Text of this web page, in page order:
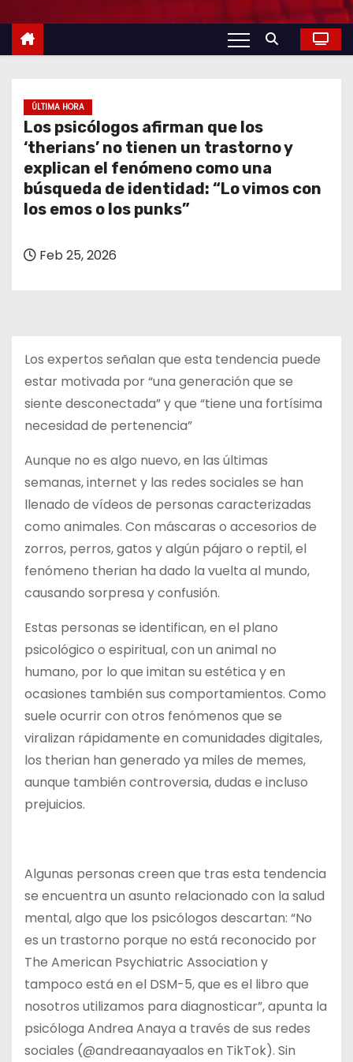
ÚLTIMA HORA
Los psicólogos afirman que los
‘therians’ no tienen un trastorno y
explican el fenómeno como una
búsqueda de identidad: “Lo vimos con
los emos o los punks”
Feb 25, 2026
Los expertos señalan que esta tendencia puede
estar motivada por “una generación que se
siente desconectada” y que “tiene una fortísima
necesidad de pertenencia”
Aunque no es algo nuevo, en las últimas
semanas, internet y las redes sociales se han
llenado de vídeos de personas caracterizadas
como animales. Con máscaras o accesorios de
zorros, perros, gatos y algún pájaro o reptil, el
fenómeno therian ha dado la vuelta al mundo,
causando sorpresa y confusión.
Estas personas se identifican, en el plano
psicológico o espiritual, con un animal no
humano, por lo que imitan su estética y en
ocasiones también sus comportamientos. Como
suele ocurrir con otros fenómenos que se
viralizan rápidamente en comunidades digitales,
los therian han generado ya miles de memes,
aunque también controversia, dudas e incluso
prejuicios.
Algunas personas creen que tras esta tendencia
se encuentra un asunto relacionado con la salud
mental, algo que los psicólogos descartan: “No
es un trastorno porque no está reconocido por
The American Psychiatric Association y
tampoco está en el DSM-5, que es el libro que
nosotros utilizamos para diagnosticar”, apunta la
psicóloga Andrea Anaya a través de sus redes
sociales (@andreaanayaalos en TikTok). Sin